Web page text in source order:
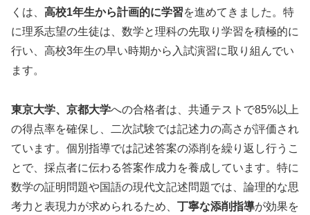
くは、 高校1年生から計画的に学習を進めてきました。特
に理系志望の生徒は、数学と理科の先取り学習を積極的に
行い、高校3年生の早い時期から入試演習に取り組んでい
ます。
東京大学、京都大学への合格者は、共通テストで85%以上
の得点率を確保し、二次試験では記述力の高さが評価され
ています。個別指導では記述答案の添削を繰り返し行うこ
とで、採点者に伝わる答案作成力を養成しています。特に
数学の証明問題や国語の現代文記述問題では、論理的な思
考力と表現力が求められるため、 丁寧な添削指導が効果を